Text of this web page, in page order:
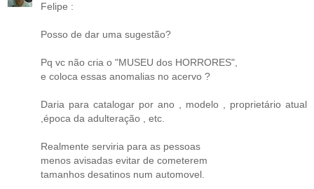
Felipe :
Posso de dar uma sugestão?
Pq vc não cria o "MUSEU dos HORRORES",
e coloca essas anomalias no acervo ?
Daria para catalogar por ano , modelo , proprietário atual
,época da adulteração , etc.
Realmente serviria para as pessoas
menos avisadas evitar de cometerem
tamanhos desatinos num automovel.